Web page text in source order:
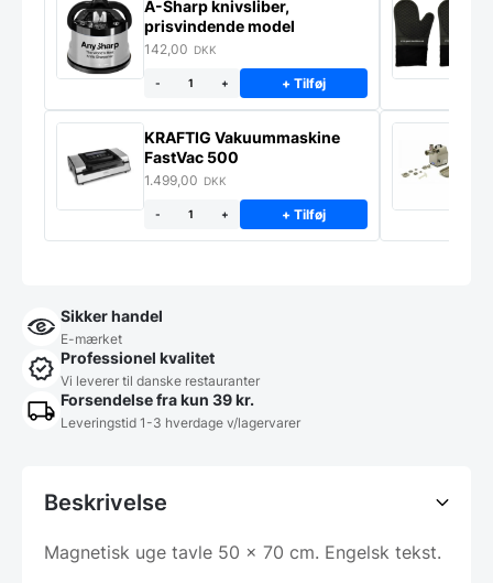
A-Sharp knivsliber,
prisvindende model
142,00 DKK
- + + Tilføj
KRAFTIG Vakuummaskine
FastVac 500
1.499,00 DKK
- + + Tilføj
Sikker handel
E-mærket
Professionel kvalitet
Vi leverer til danske restauranter
Forsendelse fra kun 39 kr.
Leveringstid 1-3 hverdage v/lagervarer
Beskrivelse
Magnetisk uge tavle 50 x 70 cm. Engelsk tekst.